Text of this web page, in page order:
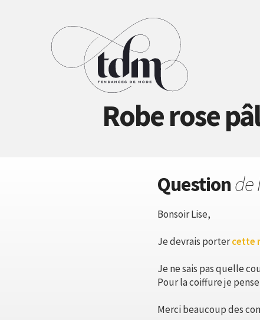
Robe rose
Questionde
Bonsoir Lise,
Je devrais portercette
Je ne sais pas quelle
Pour la coiffure je
Merci beaucoup des